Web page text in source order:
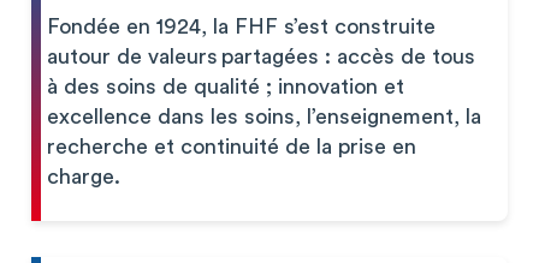
Fondée en 1924, la FHF s’est construite
autour de valeurs partagées : accès de tous
à des soins de qualité ; innovation et
excellence dans les soins, l’enseignement, la
recherche et continuité de la prise en
charge.